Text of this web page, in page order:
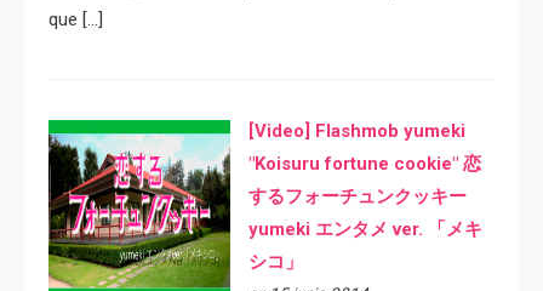
que […]
[Video] Flashmob yumeki
"Koisuru fortune cookie" 恋
するフォーチュンクッキー
yumeki エンタメ ver. 「メキ
シコ」